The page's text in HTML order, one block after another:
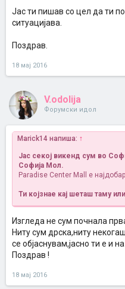
Јас ти пишав со цел да ти
ситуацијава.
Поздрав.
18 мај 2016
V.odolija
Форумски идол
Marick14 напиша: ↑
Јас секој викенд сум во
Софија Мол.
Paradise Center Mall е
Ти којзнае кај шеташ таму
Изгледа не сум почнала прва
Ниту сум дрска,ниту
се објаснувам,јасно ти е и на
Поздрав !
18 мај 2016